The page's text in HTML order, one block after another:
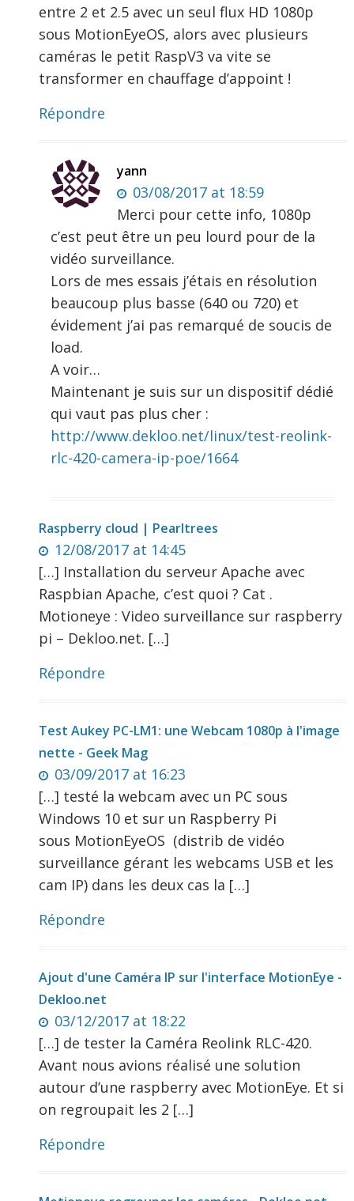
entre 2 et 2.5 avec un seul flux HD 1080p
sous MotionEyeOS, alors avec plusieurs
caméras le petit RaspV3 va vite se
transformer en chauffage d’appoint !
Répondre
yann
03/08/2017 at 18:59
Merci pour cette info, 1080p
c’est peut être un peu lourd pour de la
vidéo surveillance.
Lors de mes essais j’étais en résolution
beaucoup plus basse (640 ou 720) et
évidement j’ai pas remarqué de soucis de
load.
A voir…
Maintenant je suis sur un dispositif dédié
qui vaut pas plus cher :
http://www.dekloo.net/linux/test-reolink-
rlc-420-camera-ip-poe/1664
Raspberry cloud | Pearltrees
12/08/2017 at 14:45
[…] Installation du serveur Apache avec
Raspbian Apache, c’est quoi ? Cat .
Motioneye : Video surveillance sur raspberry
pi – Dekloo.net. […]
Répondre
Test Aukey PC-LM1: une Webcam 1080p à l'image
nette - Geek Mag
03/09/2017 at 16:23
[…] testé la webcam avec un PC sous
Windows 10 et sur un Raspberry Pi
sous MotionEyeOS (distrib de vidéo
surveillance gérant les webcams USB et les
cam IP) dans les deux cas la […]
Répondre
Ajout d'une Caméra IP sur l'interface MotionEye -
Dekloo.net
03/12/2017 at 18:22
[…] de tester la Caméra Reolink RLC-420.
Avant nous avions réalisé une solution
autour d’une raspberry avec MotionEye. Et si
on regroupait les 2 […]
Répondre